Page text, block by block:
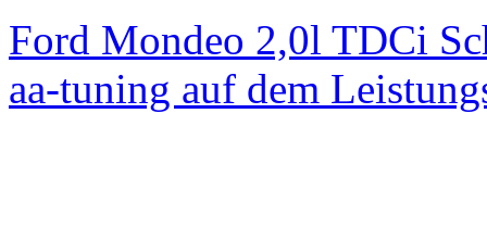
Ford Mondeo 2,0l TDCi
aa-tuning auf dem